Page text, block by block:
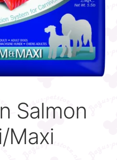
Salmon
Maxi